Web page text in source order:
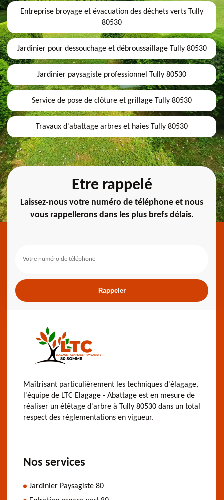
Entreprise broyage et évacuation des déchets verts Tully
80530
Jardinier pour dessouchage et débroussaillage Tully 80530
Jardinier paysagiste professionnel Tully 80530
Service de pose de clôture et grillage Tully 80530
Travaux d'abattage arbres et haies Tully 80530
Etre rappelé
Laissez-nous votre numéro de téléphone et nous
vous rappellerons dans les plus brefs délais.
Maîtrisant particulièrement les techniques d'élagage,
l'équipe de LTC Elagage - Abattage est en mesure de
réaliser un étêtage d'arbre à Tully 80530 dans un total
respect des réglementations en vigueur.
Nos services
Jardinier Paysagiste 80